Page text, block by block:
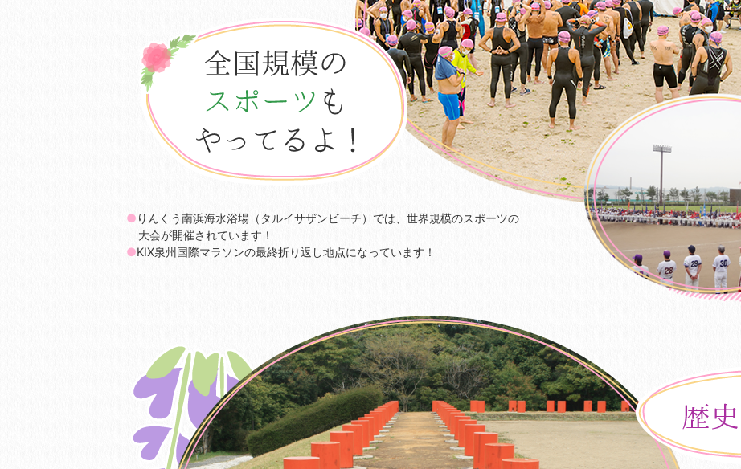
● りんくう南浜海水浴場（タルイサザンビーチ）では、世界規模のスポーツの
大会が開催されています！
●KIX泉州国際マラソンの最終折り返し地点になっています！